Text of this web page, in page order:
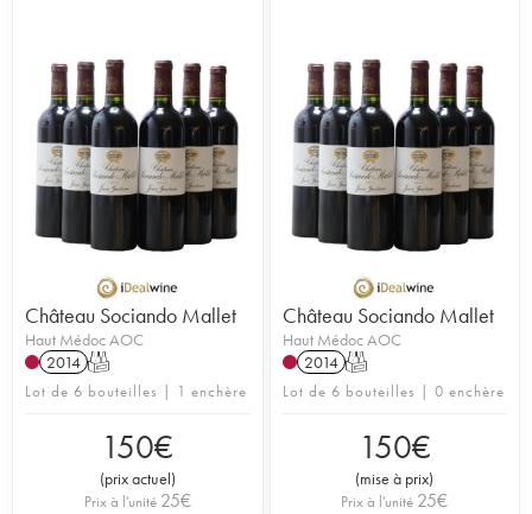
Château Sociando Mallet
Haut Médoc AOC
2014 T
Lot de 6 bouteilles | 1 enchère
150€
(prix actuel)
Prix à l'unité 25€
Château Sociando Mallet
Haut Médoc AOC
2014 T
Lot de 6 bouteilles | 0 enchère
150€
(mise à prix)
Prix à l'unité 25€